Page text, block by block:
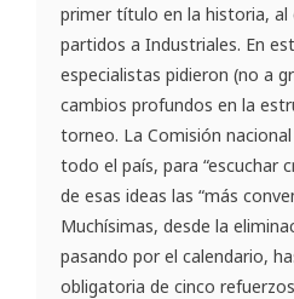
primer título en la historia, al
partidos a Industriales. En
especialistas pidieron (no a
cambios profundos en la
torneo. La Comisión
todo el país, para “escuchar
de esas ideas las “más
Muchísimas, desde la
pasando por el calendario,
obligatoria de cinco